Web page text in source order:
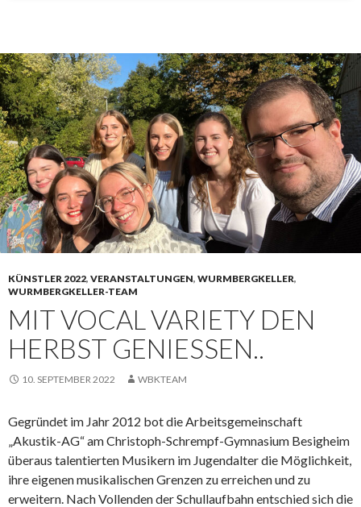
KÜNSTLER 2022, VERANSTALTUNGEN, WURMBERGKELLER,
WURMBERGKELLER-TEAM
MIT VOCAL VARIETY DEN
HERBST GENIESSEN..
10. SEPTEMBER 2022 WBKTEAM
Gegründet im Jahr 2012 bot die Arbeitsgemeinschaft
„Akustik-AG“ am Christoph-Schrempf-Gymnasium Besigheim
überaus talentierten Musikern im Jugendalter die Möglichkeit,
ihre eigenen musikalischen Grenzen zu erreichen und zu
erweitern. Nach Vollenden der Schullaufbahn entschied sich die